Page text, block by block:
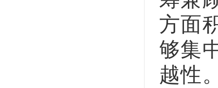
方面
够集
越性